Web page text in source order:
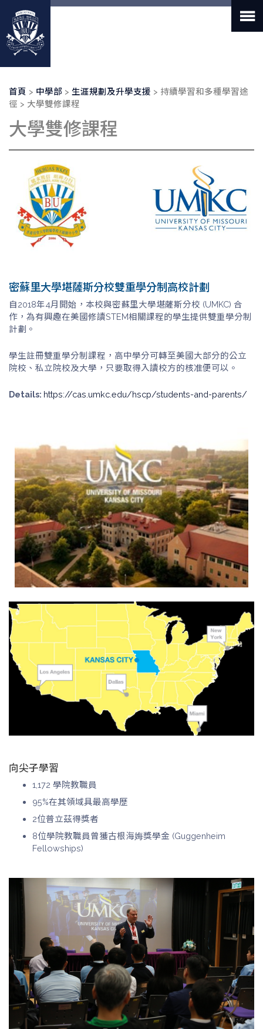
內
導
航
結
首頁 中學部 生涯規劃及升學支援
持續學習和多種學習途
徑
大學雙修課程
大學雙修課程
密蘇里大學堪薩斯分校雙重學分制高校計劃
自2018年4月開始，本校與密蘇里大學堪薩斯分校 (UMKC) 合
作，為有興趣在美國修讀STEM相關課程的學生提供雙重學分制
計劃。
學生註冊雙重學分制課程，高中學分可轉至美國大部分的公立
院校、私立院校及大學，只要取得入讀校方的核准便可以。
Details: https://cas.umkc.edu/hscp/students-and-parents/
向尖子學習
1,172 學院教職員
95%在其領域具最高學歷
2位普立茲得獎者
8位學院教職員曾獲古根海娒獎學金 (Guggenheim
Fellowships)